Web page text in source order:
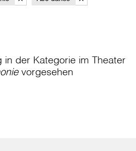
in der Kategorie im Theater
vorgesehen